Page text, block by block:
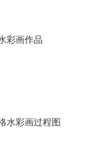
彩画作品
水彩画过程图